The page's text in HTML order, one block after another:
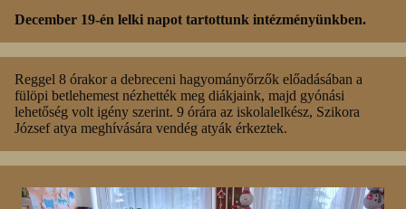
December 19-én lelki napot tartottunk intézményünkben.
Reggel 8 órakor a debreceni hagyományőrzők előadásában a
fülöpi betlehemest nézhették meg diákjaink, majd gyónási
lehetőség volt igény szerint. 9 órára az iskolalelkész, Szikora
József atya meghívására vendég atyák érkeztek.